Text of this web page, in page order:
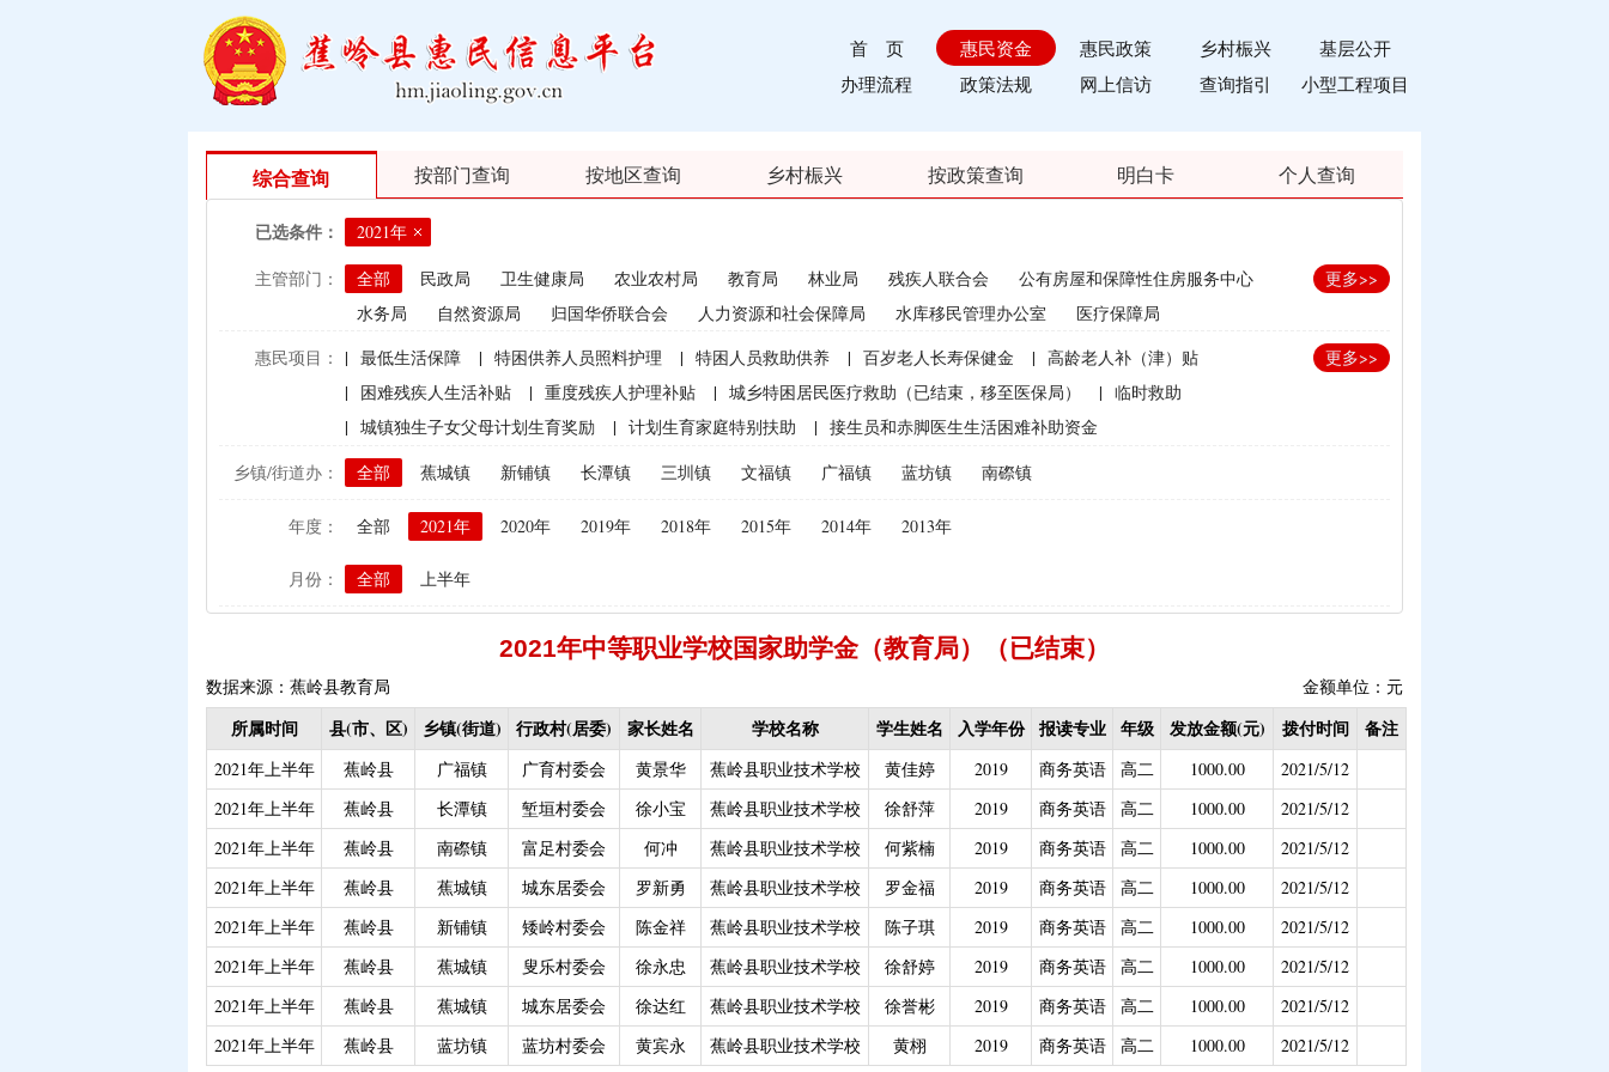
首 页 惠民资金 惠民政策 乡村桭兴
基层公开
办理流程
政策法规 网上信访 查询指引 小型工程项目
综合查询 按部门查询 按地区查询 乡村桭兴 按政策查询 明白卡 个人查询
已选条件： 2021年
主管部门： 全部 民政局 卫生健康局 农业农村局 教育局 林业局 残疾人联合会
公有房屋和保障性住房服务中心
水务局
自然资源局 归国华侨联合会 人力资源和社会保障局 水库移民管理办公室 医疗保障局
更多>>
惠民项目： | 最低生活保障 | 特困供养人员照料护理 | 特困人员救助供养 | 百岁老人长寿保健金 | 高龄老人补（津）贴
|
困难残疾人生活补贴 | 重度残疾人护理补贴 | 城乡特困居民医疗救助（已结束，移至医保局） | 临时救助
| 城镇独生子女父母计划生育奖励 | 计划生育家庭特别扶助 | 接生员和赤脚医生生活困难补助资金
| 村卫生站医生补贴资金 | 农村计划生育节育奖励（农村纯生二女结扎户奖励）
农村部分计划生育家庭奖励
建档立卡贫困户（已结束） | 种粮直接补贴（已结束）
渔业捕捞和养殖业油价补贴（已结束）
| 生猪屠宰环节病害猪损失补贴
| 政策性家禽、生猪养殖保险保费补贴
生猪规模化养殖场无害化处理补助 | 政策性能繁母猪保险费补贴
屠宰环节病害猪无害化处理补助
中等职业学校国家助学金（教育局）（已结束）
| 义务教育阶段家庭经济困难学生生活费补助 | 普通高中国家助学金 | 建档立卡学生生活费（已结束）
| 省级生态公益林效益补偿专项资金 | 生态公益林激励性补助（已结束） | 生态公益林基础性补偿（已结束）
| 残疾人自主创业就业 | 低保残疾人生活津贴（残联）（已结束，移至民政局）
| 重度残疾人护理津贴（残联）（已结束，移至民政局） | 南粤扶残助学工程（高等教育阶段残疾学生补贴）
| 重度残疾人、精神和智力残疾人缴纳城乡居民基本养老保险费 | 重度残疾人医疗保险
农村危房改造
| 大中型水库移民后期扶持资金（已结束） | 基本农田保护经济补偿
广东省贫困归侨扶贫救助专项补助
| 城乡居民医保大病保险（2021年1月移交至医疗保障局） | 技能晋升培训补贴 | 灵活就业人员社会保险补贴
| 创业带动就业补贴 | 城乡居民医保零星报销（2021年1月移交至医疗保障局）
| 中等职业学校国家助学金（人社局）（已结束） | 一次性创业资助 | 大中型水库移民后期扶持资金（移民办）
| 城乡居民医保大病保险 | 城乡居民医保零星报销 | 困难群众医疗救助
更多>>
乡镇/街道办： 全部 蕉城镇 新铺镇 长潭镇 三圳镇 文福镇 广福镇 蓝坊镇 南磜镇
年度： 全部 2021年 2020年 2019年 2018年 2015年 2014年 2013年
月份： 全部 上半年
2021年中等职业学校国家助学金（教育局）（已结束）
数据来源：蕉岭县教育局 金额单位：元
所属时间 县(市、区) 乡镇(街道) 行政村(居委) 家长姓名 学校名称 学生姓名 入学年份 报读专业 年级 发放金额(元) 拨付时间 备注
2021年上半年 蕉岭县 广福镇 广育村委会 黄景华 蕉岭县职业技术学校 黄佳婷 2019 商务英语 高二 1000.00
2021/5/12
2021年上半年
蕉岭县 长潭镇 堑垣村委会 徐小宝 蕉岭县职业技术学校 徐舒萍 2019 商务英语 高二 1000.00
2021/5/12
2021年上半年
蕉岭县 南磜镇 富足村委会 何冲 蕉岭县职业技术学校 何紫楠 2019 商务英语 高二 1000.00
2021/5/12
2021年上半年
蕉岭县 蕉城镇 城东居委会 罗新勇 蕉岭县职业技术学校 罗金福 2019 商务英语 高二 1000.00
2021/5/12
2021年上半年
蕉岭县 新铺镇 矮岭村委会 陈金祥 蕉岭县职业技术学校 陈子琪 2019 商务英语 高二 1000.00
2021/5/12
2021年上半年
蕉岭县 蕉城镇 叟乐村委会 徐永忠 蕉岭县职业技术学校 徐舒婷 2019 商务英语 高二 1000.00
2021/5/12
2021年上半年
蕉岭县 蕉城镇 城东居委会 徐达红 蕉岭县职业技术学校 徐誉彬 2019 商务英语 高二 1000.00
2021/5/12
2021年上半年
蕉岭县 蓝坊镇 蓝坊村委会 黄宾永 蕉岭县职业技术学校 黄栩 2019 商务英语 高二 1000.00 2021/5/12